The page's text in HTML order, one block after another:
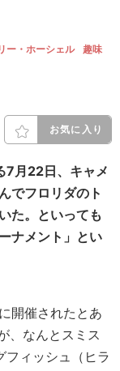
ー・ホーシェル
趣味
お気に入り
7月22日、キャメ
でフロリダのト
た。といっても
ナメント」とい
開催されたとあ
、なんとスミス
フィッシュ（ヒラ